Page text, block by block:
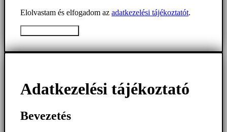
Elolvastam és elfogadom az adatkezelési tájékoztatót.
Adatkezelési tájékoztató
Bevezetés